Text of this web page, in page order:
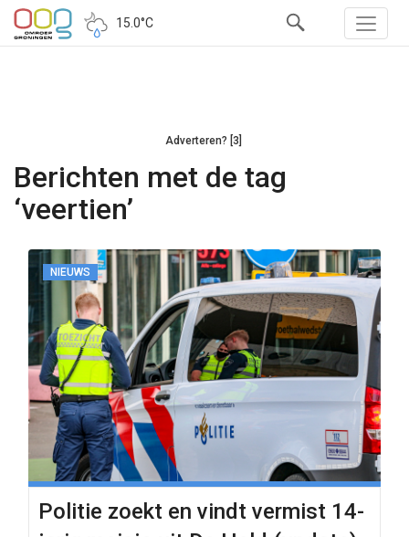
15.0°C
Adverteren? [3]
Berichten met de tag
‘veertien’
NIEUWS
Politie zoekt en vindt vermist 14-